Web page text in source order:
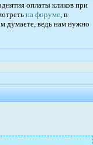
оплаты кликов при
на форуме, в
думаете, ведь нам нужно